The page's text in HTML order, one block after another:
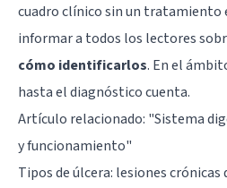
cuadro clínico sin un tratamiento
informar a todos los lectores
cómo identificarlos. En el
hasta el diagnóstico cuenta.
Artículo relacionado: "Sistema
y funcionamiento"
Tipos de úlcera: lesiones